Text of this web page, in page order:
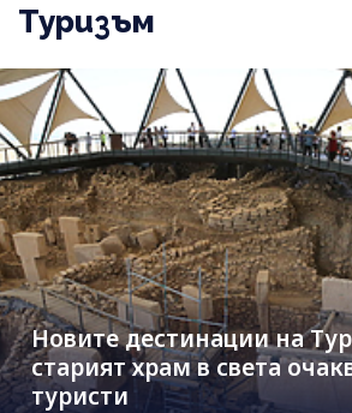
Туризъм
Новите дестинации на
старият храм в света
туристи